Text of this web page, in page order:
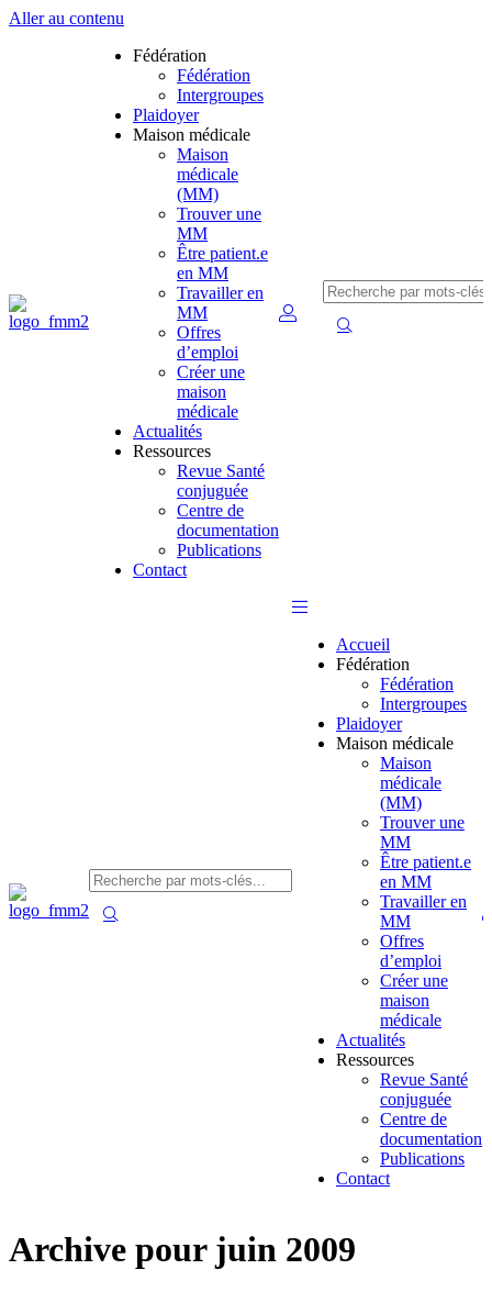
Aller au contenu
Fédération
Fédération
Intergroupes
Plaidoyer
Maison médicale
Maison
médicale
(MM)
Trouver une
MM
Être patient.e
en MM
Travailler en
MM
Offres
d’emploi
Créer une
maison
médicale
Actualités
Ressources
Revue Santé
conjuguée
Centre de
documentation
Publications
Contact
Accueil
Fédération
Fédération
Intergroupes
Plaidoyer
Maison médicale
Maison
médicale
(MM)
Trouver une
MM
Être patient.e
en MM
Travailler en
MM
Offres
d’emploi
Créer une
maison
médicale
Actualités
Ressources
Revue Santé
conjuguée
Centre de
documentation
Publications
Contact
Archive pour juin 2009